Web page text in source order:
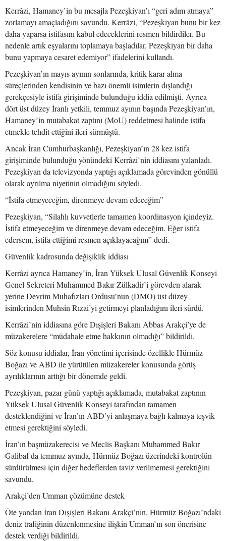
Kerrâzi, Hamaney’in bu mesajla Pezeşkiyan’ı “geri adım atmaya”
zorlamayı amaçladığını savundu. Kerrâzi, “Pezeşkiyan bunu bir kez
daha yaparsa istifasını kabul edeceklerini resmen bildirdiler. Bu
nedenle artık eşyalarını toplamaya başladılar. Pezeşkiyan bir daha
bunu yapmaya cesaret edemiyor” ifadelerini kullandı.
Pezeşkiyan’ın mayıs ayının sonlarında, kritik karar alma
süreçlerinden kendisinin ve bazı önemli isimlerin dışlandığı
gerekçesiyle istifa girişiminde bulunduğu iddia edilmişti. Ayrıca
dört üst düzey İranlı yetkili, temmuz ayının başında Pezeşkiyan’ın,
Hamaney’in mutabakat zaptını (MoU) reddetmesi halinde istifa
etmekle tehdit ettiğini ileri sürmüştü.
Ancak İran Cumhurbaşkanlığı, Pezeşkiyan’ın 28 kez istifa
girişiminde bulunduğu yönündeki Kerrâzi’nin iddiasını yalanladı.
Pezeşkiyan da televizyonda yaptığı açıklamada görevinden gönüllü
olarak ayrılma niyetinin olmadığını söyledi.
“İstifa etmeyeceğim, direnmeye devam edeceğim”
Pezeşkiyan, “Silahlı kuvvetlerle tamamen koordinasyon içindeyiz.
İstifa etmeyeceğim ve direnmeye devam edeceğim. Eğer istifa
edersem, istifa ettiğimi resmen açıklayacağım” dedi.
Güvenlik kadrosunda değişiklik iddiası
Kerrâzi ayrıca Hamaney’in, İran Yüksek Ulusal Güvenlik Konseyi
Genel Sekreteri Muhammed Bakır Zülkadir’i görevden alarak
yerine Devrim Muhafızları Ordusu’nun (DMO) üst düzey
isimlerinden Muhsin Rızai’yi getirmeyi planladığını ileri sürdü.
Kerrâzi’nin iddiasına göre Dışişleri Bakanı Abbas Arakçi’ye de
müzakerelere “müdahale etme hakkının olmadığı” bildirildi.
Söz konusu iddialar, İran yönetimi içerisinde özellikle Hürmüz
Boğazı ve ABD ile yürütülen müzakereler konusunda görüş
ayrılıklarının arttığı bir dönemde geldi.
Pezeşkiyan, pazar günü yaptığı açıklamada, mutabakat zaptının
Yüksek Ulusal Güvenlik Konseyi tarafından tamamen
desteklendiğini ve İran’ın ABD’yi anlaşmaya bağlı kalmaya teşvik
etmesi gerektiğini söyledi.
İran’ın başmüzakerecisi ve Meclis Başkanı Muhammed Bakır
Galibaf da temmuz ayında, Hürmüz Boğazı üzerindeki kontrolün
sürdürülmesi için diğer hedeflerden taviz verilmemesi gerektiğini
savundu.
Arakçi’den Umman çözümüne destek
Öte yandan İran Dışişleri Bakanı Arakçi’nin, Hürmüz Boğazı’ndaki
deniz trafiğinin düzenlenmesine ilişkin Umman’ın son önerisine
destek verdiği bildirildi.